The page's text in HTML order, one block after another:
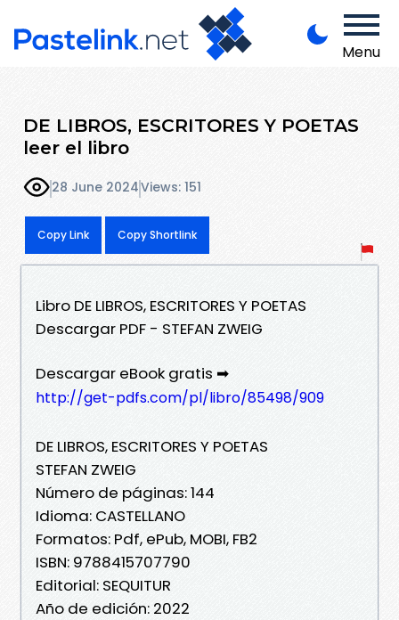
Menu
DE LIBROS, ESCRITORES Y POETAS
leer el libro
28 June 2024Views: 151
Copy Link Copy Shortlink
Libro DE LIBROS, ESCRITORES Y POETAS
Descargar PDF - STEFAN ZWEIG
Descargar eBook gratis ➡
http://get-pdfs.com/pl/libro/85498/909
DE LIBROS, ESCRITORES Y POETAS
STEFAN ZWEIG
Número de páginas: 144
Idioma: CASTELLANO
Formatos: Pdf, ePub, MOBI, FB2
ISBN: 9788415707790
Editorial: SEQUITUR
Año de edición: 2022